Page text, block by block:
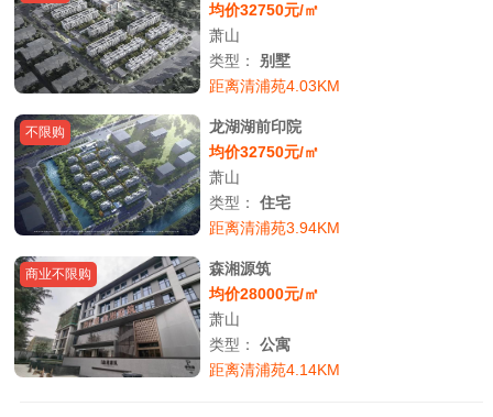
均价32750元/㎡
萧山
类型：别墅
距离清浦苑4.03KM
不限购
龙湖湖前印院
均价32750元/㎡
萧山
类型：住宅
距离清浦苑3.94KM
商业不限购
森湘源筑
均价28000元/㎡
萧山
类型：公寓
距离清浦苑4.14KM